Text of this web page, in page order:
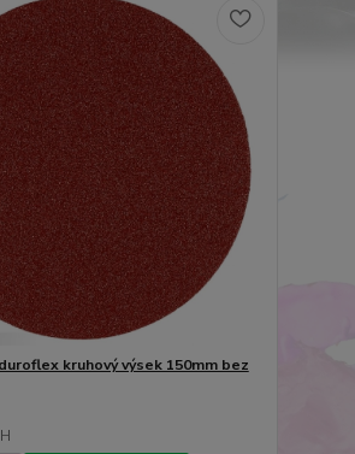
kruhový výsek 150mm bez